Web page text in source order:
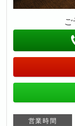
営業時間